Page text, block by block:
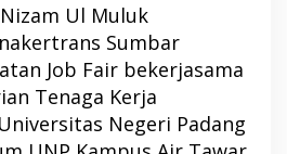
Ul Muluk
Sumbar
Job Fair bekerjasama
Tenaga Kerja
Negeri Padang